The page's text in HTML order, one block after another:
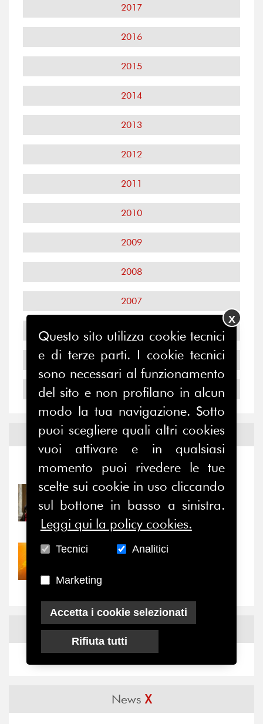
2017
2016
2015
2014
2013
2012
2011
2010
2009
2008
2007
2006
2005
2004
Notizie edEventi
Notizie -Eventi
Prima della pausa estiva,
il valore di...
30/07/2026
“grande cecità”: la...
NewsFacebook
News X
Questo sito utilizza cookie tecnici
e di terze parti. I cookie tecnici
sono necessari al funzionamento
del sito e non profilano in alcun
modo la tua navigazione. Sotto
puoi scegliere quali altri cookies
vuoi attivare e in qualsiasi
momento puoi rivedere le tue
scelte sui cookie in uso cliccando
sul bottone in basso a sinistra.
Leggi qui la policy cookies.
Tecnici Analitici
Marketing
Accetta i cookie selezionati
Rifiuta tutti
X